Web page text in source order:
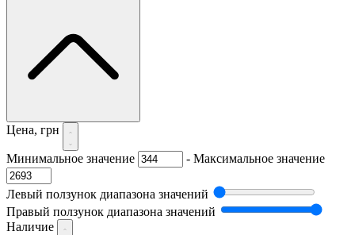
Цена, грн
Минимальное значение - Максимальное значение
Левый ползунок диапазона значений
Правый ползунок диапазона значений
Наличие